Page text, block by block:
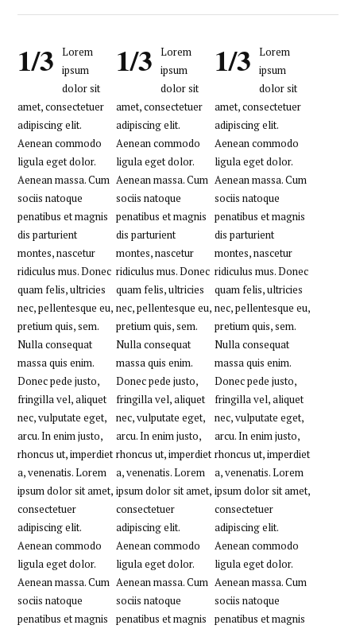
1/3
Lorem
ipsum
dolor sit
amet, consectetuer
adipiscing elit.
Aenean commodo
ligula eget dolor.
Aenean massa. Cum
sociis natoque
penatibus et magnis
dis parturient
montes, nascetur
ridiculus mus. Donec
quam felis, ultricies
nec, pellentesque eu,
pretium quis, sem.
Nulla consequat
massa quis enim.
Donec pede justo,
fringilla vel, aliquet
nec, vulputate eget,
arcu. In enim justo,
rhoncus ut, imperdiet
a, venenatis. Lorem
ipsum dolor sit amet,
consectetuer
adipiscing elit.
Aenean commodo
ligula eget dolor.
Aenean massa. Cum
sociis natoque
penatibus et magnis
1/3
Lorem
ipsum
dolor sit
amet, consectetuer
adipiscing elit.
Aenean commodo
ligula eget dolor.
Aenean massa. Cum
sociis natoque
penatibus et magnis
dis parturient
montes, nascetur
ridiculus mus. Donec
quam felis, ultricies
nec, pellentesque eu,
pretium quis, sem.
Nulla consequat
massa quis enim.
Donec pede justo,
fringilla vel, aliquet
nec, vulputate eget,
arcu. In enim justo,
rhoncus ut, imperdiet
a, venenatis. Lorem
ipsum dolor sit amet,
consectetuer
adipiscing elit.
Aenean commodo
ligula eget dolor.
Aenean massa. Cum
sociis natoque
penatibus et magnis
1/3
Lorem
ipsum
dolor sit
amet, consectetuer
adipiscing elit.
Aenean commodo
ligula eget dolor.
Aenean massa. Cum
sociis natoque
penatibus et magnis
dis parturient
montes, nascetur
ridiculus mus. Donec
quam felis, ultricies
nec, pellentesque eu,
pretium quis, sem.
Nulla consequat
massa quis enim.
Donec pede justo,
fringilla vel, aliquet
nec, vulputate eget,
arcu. In enim justo,
rhoncus ut, imperdiet
a, venenatis. Lorem
ipsum dolor sit amet,
consectetuer
adipiscing elit.
Aenean commodo
ligula eget dolor.
Aenean massa. Cum
sociis natoque
penatibus et magnis